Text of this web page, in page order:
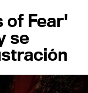
of Fear'
se